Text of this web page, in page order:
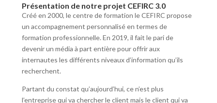
Présentation de notre projet CEFIRC 3.0
Créé en 2000, le centre de formation le CEFIRC propose
un accompagnement personnalisé en termes de
formation professionnelle. En 2019, il fait le pari de
devenir un média à part entière pour offrir aux
internautes les différents niveaux d’information qu’ils
recherchent.
Partant du constat qu’aujourd’hui, ce n’est plus
l’entreprise qui va chercher le client mais le client qui va